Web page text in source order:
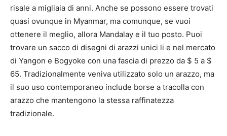
risale a migliaia di anni. Anche se possono essere trovati
quasi ovunque in Myanmar, ma comunque, se vuoi
ottenere il meglio, allora Mandalay e il tuo posto. Puoi
trovare un sacco di disegni di arazzi unici li e nel mercato
di Yangon e Bogyoke con una fascia di prezzo da $ 5 a $
65. Tradizionalmente veniva utilizzato solo un arazzo, ma
il suo uso contemporaneo include borse a tracolla con
arazzo che mantengono la stessa raffinatezza
tradizionale.